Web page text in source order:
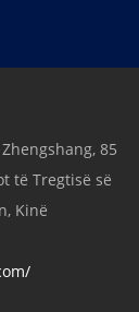
85
të Tregtisë së
Kinë